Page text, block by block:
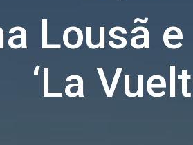
Lousã
‘La